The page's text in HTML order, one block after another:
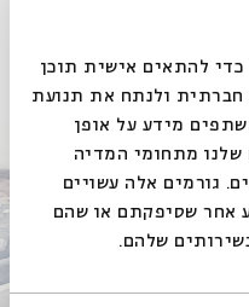
אנחנו משתמשים בקובצי Cookie כדי להתאים אישית תוכן
חברתית ולנתח את תנועת
מידע על אופן
מתחומי המדיה
גורמים אלה עשויים
אחר שסיפקתם או שהם
שלהם.
בסדרה